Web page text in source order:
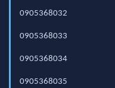
0905368032
0905368033
0905368034
0905368035